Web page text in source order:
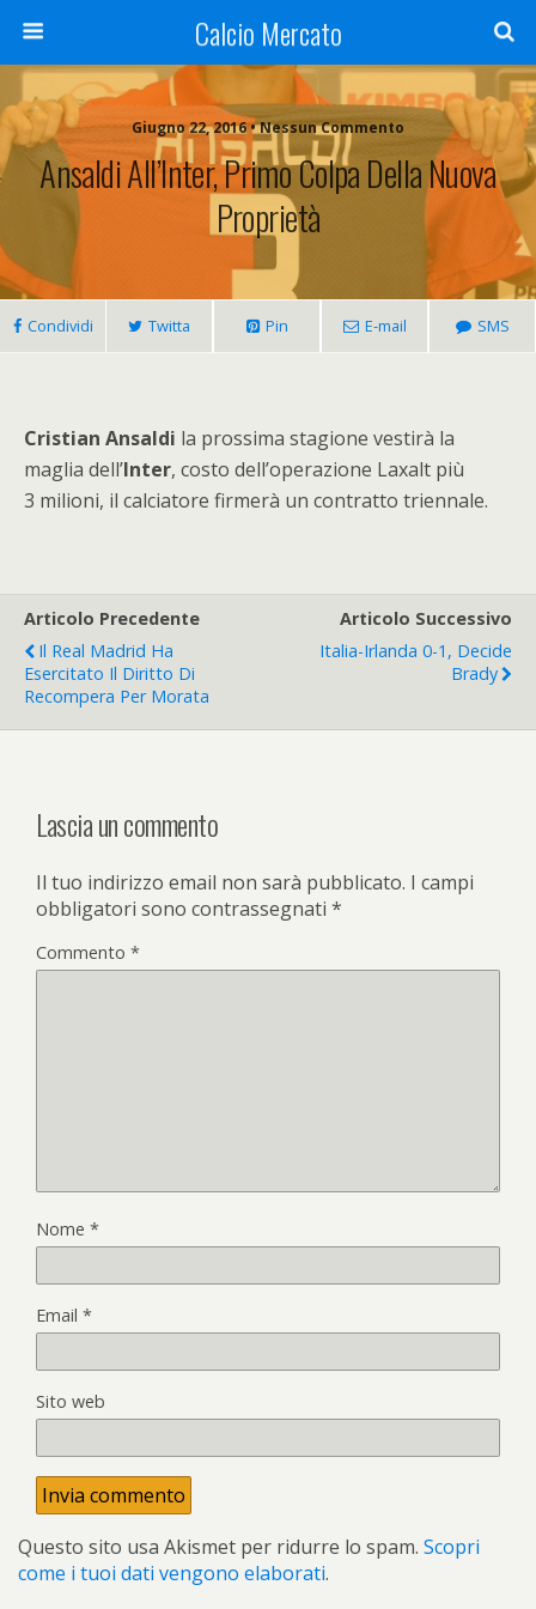
Calcio Mercato
Giugno 22, 2016 • Nessun Commento
Ansaldi All’Inter, Primo Colpa Della Nuova
Proprietà
Condividi Twitta Pin E-mail SMS
Cristian Ansaldi la prossima stagione vestirà la
maglia dell’Inter, costo dell’operazione Laxalt più
3 milioni, il calciatore firmerà un contratto triennale.
Articolo Precedente
Il Real Madrid Ha
Esercitato Il Diritto Di
Recompera Per Morata
Articolo Successivo
Italia-Irlanda 0-1, Decide
Brady
Lascia un commento
Il tuo indirizzo email non sarà pubblicato. I campi
obbligatori sono contrassegnati *
Commento *
Nome *
Email *
Sito web
Questo sito usa Akismet per ridurre lo spam. Scopri
come i tuoi dati vengono elaborati.